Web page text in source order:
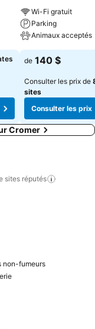
Wi-Fi gratuit
Parking
Animaux acceptés
de 140 $
Consulter les prix de
sites
Consulter les prix
Cromer
sites réputés
non-fumeurs